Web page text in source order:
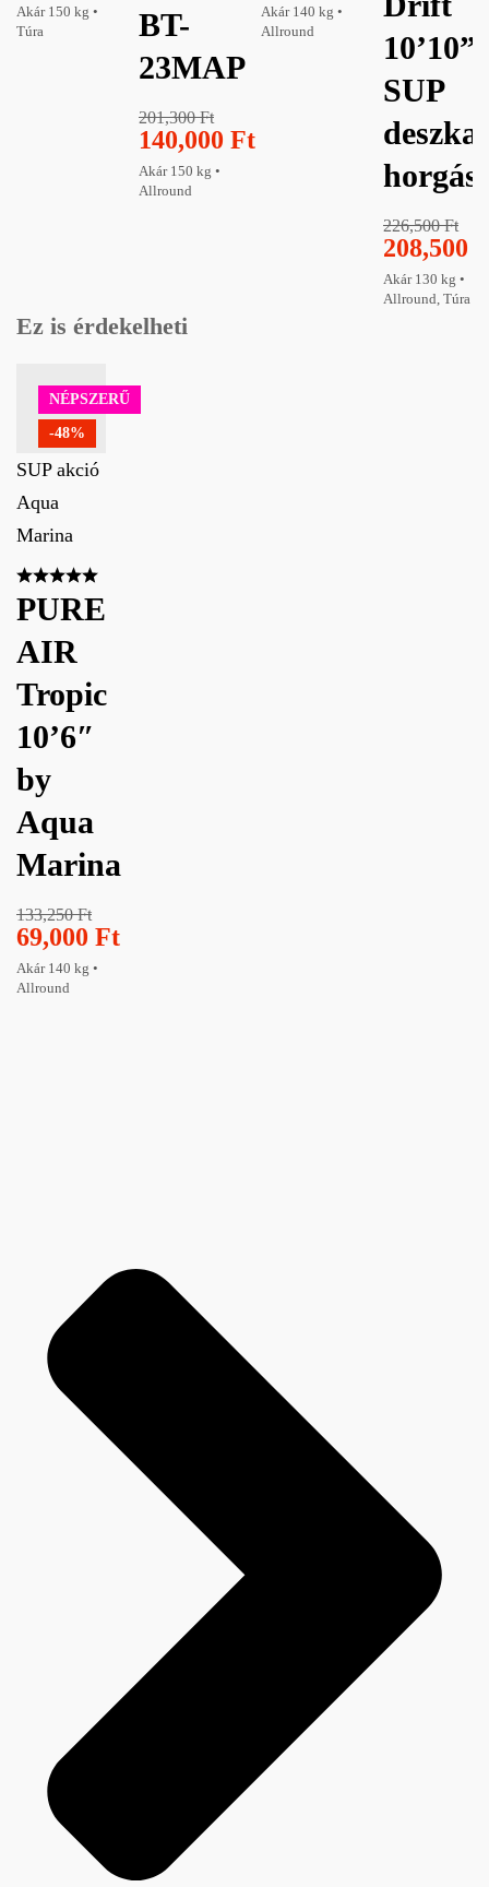
Akár 150 kg •
Túra
BT-
23MAP
201,300Ft
140,000 Ft
Akár 150 kg •
Allround
Akár 140 kg •
Allround
10’10”
SUP
deszka
226,500Ft
208,500
Akár 130 kg •
Allround, Túra
Ez is érdekelheti
NÉPSZERŰ
-48%
SUP akció
Aqua
Marina
PURE
AIR
Tropic
10’6″
by
Aqua
Marina
133,250Ft
69,000 Ft
Akár 140 kg •
Allround